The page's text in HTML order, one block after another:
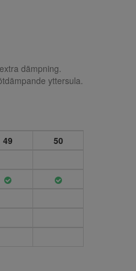
dämpning.
yttersula.
49
50